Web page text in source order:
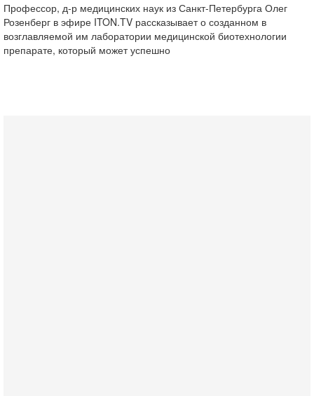
Профессор, д-р медицинских наук из Санкт-Петербурга Олег
Розенберг в эфире ITON.TV рассказывает о созданном в
возглавляемой им лаборатории медицинской биотехнологии
препарате, который может успешно